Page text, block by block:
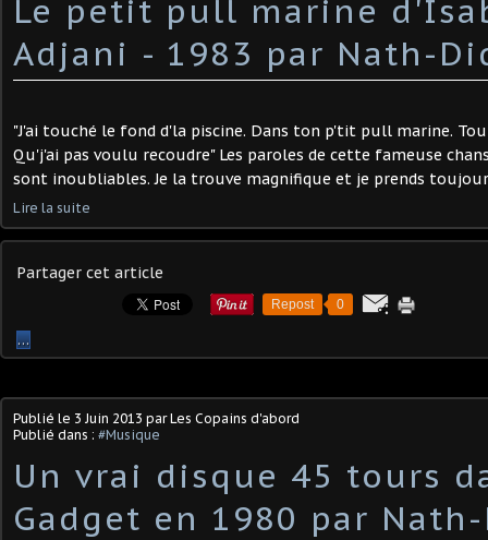
Le petit pull marine
Adjani - 1983 par Nath-
"J'ai touché le fond d'la piscine. Dans ton p'tit pull marine.
Qu'j'ai pas voulu recoudre" Les paroles de cette fameuse
sont inoubliables. Je la trouve magnifique et je prends
Lire la suite
Partager cet article
Repost 0
…
Publié le 3 Juin 2013 par Les Copains d'abord
Publié dans : #Musique
Un vrai disque 45 tours
Gadget en 1980 par